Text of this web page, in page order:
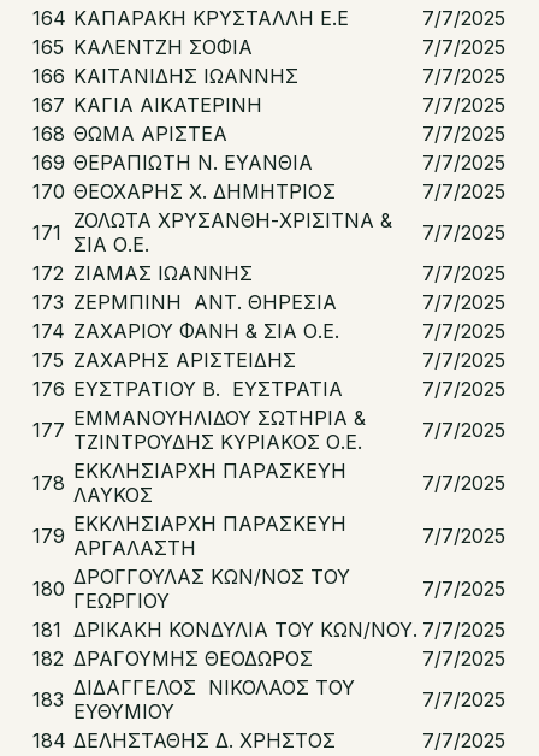
164 ΚΑΠΑΡΑΚΗ ΚΡΥΣΤΑΛΛΗ Ε.Ε
7/7/2025
165 ΚΑΛΕΝΤΖΗ ΣΟΦΙΑ
7/7/2025
166 ΚΑΙΤΑΝΙΔΗΣ ΙΩΑΝΝΗΣ
7/7/2025
167 ΚΑΓΙΑ ΑΙΚΑΤΕΡΙΝΗ
7/7/2025
168 ΘΩΜΑ ΑΡΙΣΤΕΑ
7/7/2025
169 ΘΕΡΑΠΙΩΤΗ Ν. ΕΥΑΝΘΙΑ
7/7/2025
170 ΘΕΟΧΑΡΗΣ Χ. ΔΗΜΗΤΡΙΟΣ
7/7/2025
171 ΖΟΛΩΤΑ ΧΡΥΣΑΝΘΗ-ΧΡΙΣΙΤΝΑ &
ΣΙΑ Ο.Ε.
7/7/2025
172 ΖΙΑΜΑΣ ΙΩΑΝΝΗΣ
7/7/2025
173 ΖΕΡΜΠΙΝΗ ΑΝΤ. ΘΗΡΕΣΙΑ
7/7/2025
174 ΖΑΧΑΡΙΟΥ ΦΑΝΗ & ΣΙΑ Ο.Ε.
7/7/2025
175 ΖΑΧΑΡΗΣ ΑΡΙΣΤΕΙΔΗΣ
7/7/2025
176 ΕΥΣΤΡΑΤΙΟΥ Β. ΕΥΣΤΡΑΤΙΑ
7/7/2025
177 ΕΜΜΑΝΟΥΗΛΙΔΟΥ ΣΩΤΗΡΙΑ &
ΤΖΙΝΤΡΟΥΔΗΣ ΚΥΡΙΑΚΟΣ Ο.Ε.
7/7/2025
178 ΕΚΚΛΗΣΙΑΡΧΗ ΠΑΡΑΣΚΕΥΗ
ΛΑΥΚΟΣ
7/7/2025
179 ΕΚΚΛΗΣΙΑΡΧΗ ΠΑΡΑΣΚΕΥΗ
ΑΡΓΑΛΑΣΤΗ
7/7/2025
180 ΔΡΟΓΓΟΥΛΑΣ ΚΩΝ/ΝΟΣ ΤΟΥ
ΓΕΩΡΓΙΟΥ
7/7/2025
181 ΔΡΙΚΑΚΗ ΚΟΝΔΥΛΙΑ ΤΟΥ ΚΩΝ/ΝΟΥ. 7/7/2025
182 ΔΡΑΓΟΥΜΗΣ ΘΕΟΔΩΡΟΣ
7/7/2025
183 ΔΙΔΑΓΓΕΛΟΣ ΝΙΚΟΛΑΟΣ ΤΟΥ
ΕΥΘΥΜΙΟΥ
7/7/2025
184 ΔΕΛΗΣΤΑΘΗΣ Δ. ΧΡΗΣΤΟΣ
7/7/2025